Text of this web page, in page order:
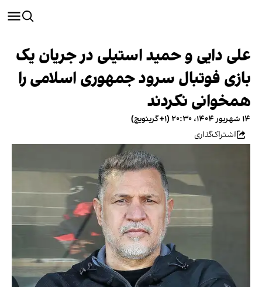
علی دایی و حمید استیلی در جریان یک
بازی فوتبال سرود جمهوری اسلامی را
همخوانی نکردند
۱۴ شهریور ۱۴۰۴، ۲۰:۳۰ (‎+۱ گرینویچ)
اشتراک‌گذاری